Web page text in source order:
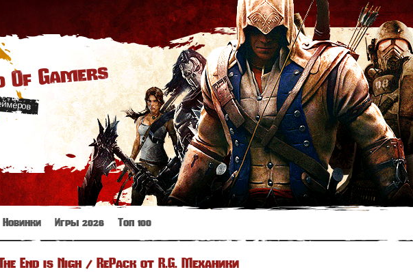
Gamers
Новинки Игры 2026 Топ 100
End is Nigh / RePack от R.G. Механики